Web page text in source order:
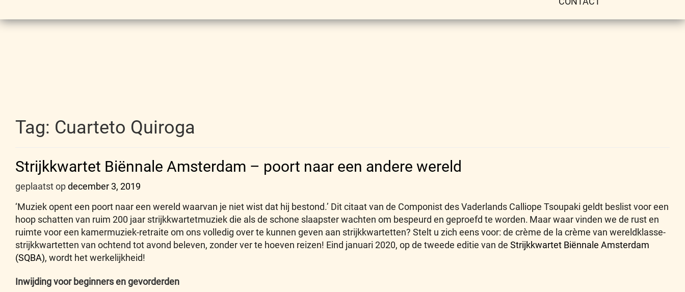
Tag: Cuarteto Quiroga
Strijkkwartet Biënnale Amsterdam – poort naar een andere wereld
geplaatst opdecember 3, 2019
‘Muziek opent een poort naar een wereld waarvan je niet wist dat hij bestond.’ Dit citaat van de Componist des Vaderlands Calliope Tsoupaki geldt beslist voor een
hoop schatten van ruim 200 jaar strijkkwartetmuziek die als de schone slaapster wachten om bespeurd en geproefd te worden. Maar waar vinden we de rust en
ruimte voor een kamermuziek-retraite om ons volledig over te kunnen geven aan strijkkwartetten? Stelt u zich eens voor: de crème de la crème van wereldklasse-
strijkkwartetten van ochtend tot avond beleven, zonder ver te hoeven reizen! Eind januari 2020, op de tweede editie van de Strijkkwartet Biënnale Amsterdam
(SQBA), wordt het werkelijkheid!
Inwijding voor beginners en gevorderden